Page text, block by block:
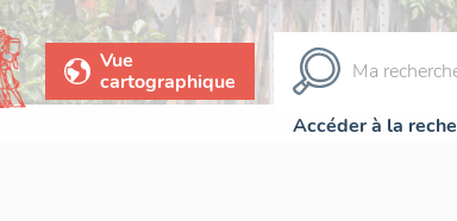
Vue
cartographique
Accéder à la